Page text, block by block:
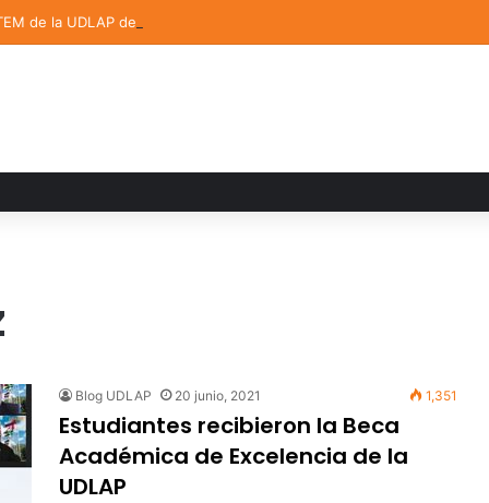
de la UDLAP destacan en el MUTVI 2026
Blog UDLAP 20 junio, 2021 1,351
Estudiantes recibieron la Beca
Académica de Excelencia de la
UDLAP